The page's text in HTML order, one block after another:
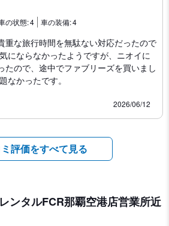
の状態:4 車の装備:4
重な旅行時間を無駄ない対応だったので
にならなかったようですが、ニオイに
たので、途中でファブリーズを買いまし
なかったです。
2026/06/12
評価をすべて見る
ンタルFCR那覇空港店営業所近